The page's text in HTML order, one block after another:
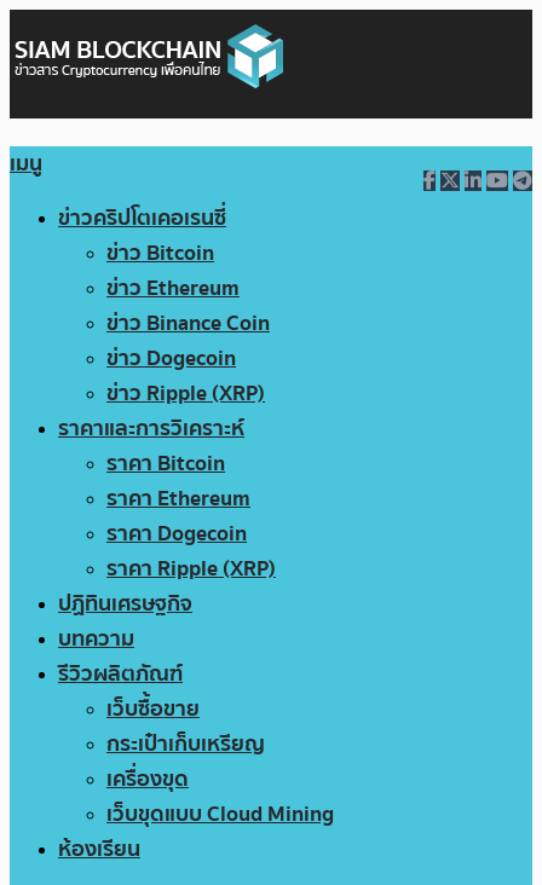
เมนู
ข่าวคริปโตเคอเรนซี่
ข่าว Bitcoin
ข่าว Ethereum
ข่าว Binance Coin
ข่าว Dogecoin
ข่าว Ripple (XRP)
ราคาและการวิเคราะห์
ราคา Bitcoin
ราคา Ethereum
ราคา Dogecoin
ราคา Ripple (XRP)
ปฏิทินเศรษฐกิจ
บทความ
รีวิวผลิตภัณฑ์
เว็บซื้อขาย
กระเป๋าเก็บเหรียญ
เครื่องขุด
เว็บขุดแบบ Cloud Mining
ห้องเรียน